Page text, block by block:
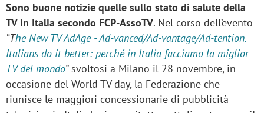
Sono buone notizie quelle sullo stato di salute della
TV in Italia secondo FCP-AssoTV. Nel corso dell’evento
“The New TV AdAge - Ad-vanced/Ad-vantage/Ad-tention.
Italians do it better: perché in Italia facciamo la miglior
TV del mondo”svoltosi a Milano il 28 novembre, in
occasione del World TV day, la Federazione che
riunisce le maggiori concessionarie di pubblicità